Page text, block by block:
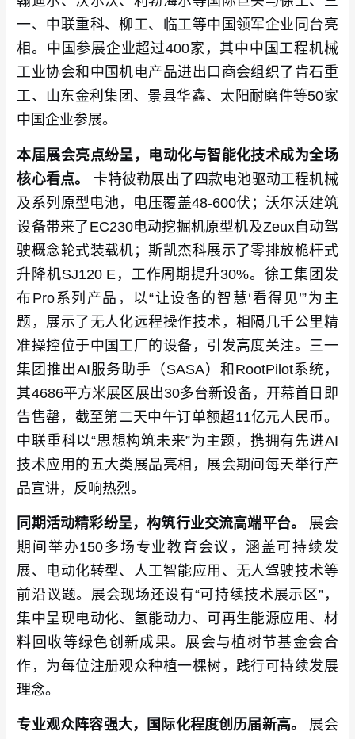
一、中联重科、柳工、临工等中国领军企业同台亮
相。中国参展企业超过400家，其中中国工程机械
工业协会和中国机电产品进出口商会组织了肯石重
工、山东金利集团、景县华鑫、太阳耐磨件等50家
中国企业参展。
本届展会亮点纷呈，电动化与智能化技术成为全场
核心看点。
卡特彼勒展出了四款电池驱动工程机械
及系列原型电池，电压覆盖48-600伏；沃尔沃建筑
设备带来了EC230电动挖掘机原型机及Zeux自动驾
驶概念轮式装载机；斯凯杰科展示了零排放桅杆式
升降机SJ120 E，工作周期提升30%。徐工集团发
布Pro系列产品，以“让设备的智慧‘看得见’”为主
题，展示了无人化远程操作技术，相隔几千公里精
准操控位于中国工厂的设备，引发高度关注。三一
集团推出AI服务助手（SASA）和RootPilot系统，
其4686平方米展区展出30多台新设备，开幕首日即
告售罄，截至第二天中午订单额超11亿元人民币。
中联重科以“思想构筑未来”为主题，携拥有先进AI
技术应用的五大类展品亮相，展会期间每天举行产
品宣讲，反响热烈。
同期活动精彩纷呈，构筑行业交流高端平台。
展会
期间举办150多场专业教育会议，涵盖可持续发
展、电动化转型、人工智能应用、无人驾驶技术等
前沿议题。展会现场还设有“可持续技术展示区”，
集中呈现电动化、氢能动力、可再生能源应用、材
料回收等绿色创新成果。展会与植树节基金会合
作，为每位注册观众种植一棵树，践行可持续发展
理念。
专业观众阵容强大，国际化程度创历届新高。
展会